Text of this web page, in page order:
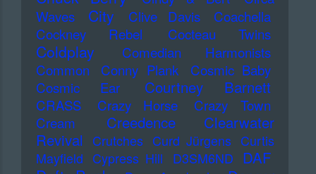
Waves
City Clive Davis
Coachella
Cockney Rebel
Cocteau Twins
Coldplay
Comedian Harmonists
Common
Conny Plank
Cosmic Baby
Cosmic Ear
Courtney Barnett
CRASS Crazy Horse
Crazy Town
Cream
Creedence Clearwater
Revival
Crutches Curd Jürgens Curtis
Mayfield Cypress Hill D3SM6ND DAF